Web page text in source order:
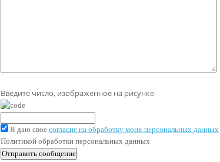
Введите число, изображенное на рисунке
Я даю свое согласие на обработку моих персональных данных
Политикой обработки персональных данных